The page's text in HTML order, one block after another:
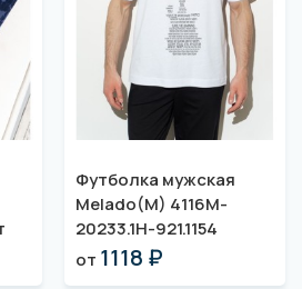
Футболка мужская
Melado(M) 4116M-
20233.1H-921.1154
от 1118 ₽